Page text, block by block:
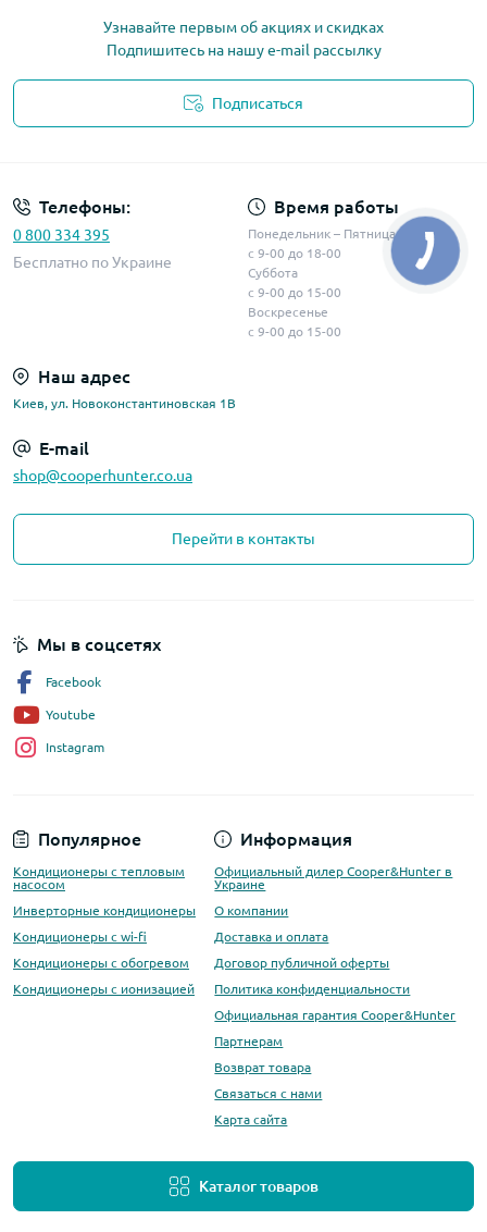
Узнавайте первым об акциях и скидках
Подпишитесь на нашу e-mail рассылку
Подписаться
Телефоны:
0 800 334 395
Бесплатно по Украине
Время работы
Понедельник – Пятница
с 9-00 до 18-00
Суббота
с 9-00 до 15-00
Воскресенье
с 9-00 до 15-00
Наш адрес
Киев, ул. Новоконстантиновская 1В
E-mail
shop@cooperhunter.co.ua
Перейти в контакты
Популярное
Кондиционеры с тепловым
насосом
Инверторные кондиционеры
Кондиционеры с wi-fi
Кондиционеры с обогревом
Кондиционеры с ионизацией
Информация
Официальный дилер Cooper&Hunter в
Украине
О компании
Доставка и оплата
Договор публичной оферты
Политика конфиденциальности
Официальная гарантия Cooper&Hunter
Партнерам
Возврат товара
Связаться с нами
Карта сайта
Каталог товаров
Мы в соцсетях
Facebook
Youtube
Instagram